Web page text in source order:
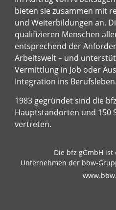
bieten sie zusammen mit
und Weiterbildungen an.
qualifizieren Menschen
entsprechend der
Arbeitswelt – und
Vermittlung in Job oder
Integration ins Berufsleben.
1983 gegründet sind die
Hauptstandorten und 150
vertreten.
Die bfz gGmbH ist
Unternehmen der bbw-